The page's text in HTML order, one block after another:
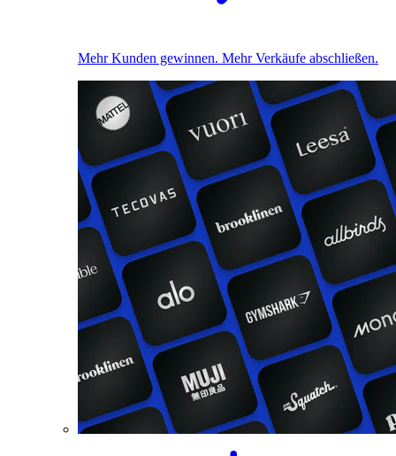
Mehr Kunden gewinnen. Mehr Verkäufe abschließen.